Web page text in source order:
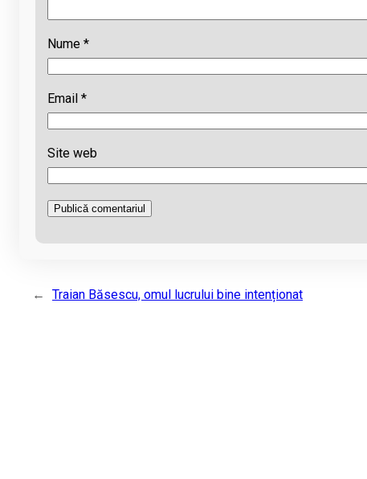
Nume *
Email *
Site web
← Traian Băsescu, omul lucrului bine intenționat